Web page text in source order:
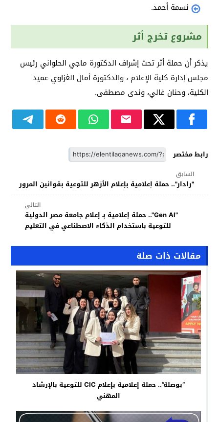
نسمة أحمد.
مشروع تخرج أثر
يذكر أن حملة أثر تحت إشراف الدكتورة ماجي الحلواني رئيس
مجلس إدارة كلية الإعلام ، والدكتورة أمال الغزاوي عميد
الكلية، وحنان غالي، وندى مصطفى.
رابط مختصر
السابق
"رادار".. حملة إعلامية بإعلام الأزهر للتوعية بقوانين المرور
التالي
"Gen Al".. حملة إعلامية بـ إعلام جامعة مصر الدولية
للتوعية باستخدام الذكاء الاصطناعي في التعليم
مقالات ذات صلة
“بوصلة”.. حملة إعلامية بإعلام CIC للتوعية بالإرشاد
المهني